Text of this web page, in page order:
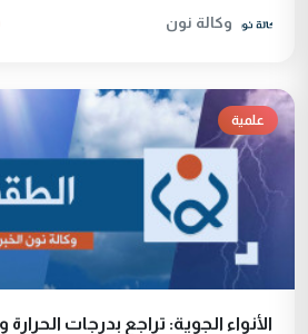
وكالة نون
علمية
الأنواء الجوية: تراجع بدرجات